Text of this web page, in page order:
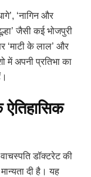
‘नागिन और
जैसी कई भोजपुरी
‘माटी के लाल’ और
में अपनी प्रतिभा का
वाचस्पति डॉक्टरेट की
दी है। यह